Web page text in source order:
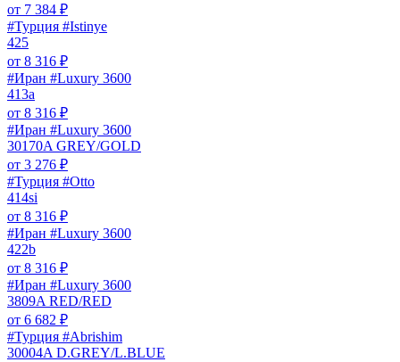
от 7 384 ₽
#Турция #Istinye
425
от 8 316 ₽
#Иран #Luxury 3600
413a
от 8 316 ₽
#Иран #Luxury 3600
30170A GREY/GOLD
от 3 276 ₽
#Турция #Otto
414si
от 8 316 ₽
#Иран #Luxury 3600
422b
от 8 316 ₽
#Иран #Luxury 3600
3809A RED/RED
от 6 682 ₽
#Турция #Abrishim
30004A D.GREY/L.BLUE